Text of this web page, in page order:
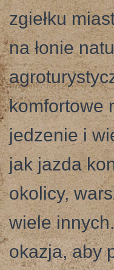
zgiełku
na łonie
komfortowe
jedzenie i
jak jazda
okolicy,
wiele
okazja, aby